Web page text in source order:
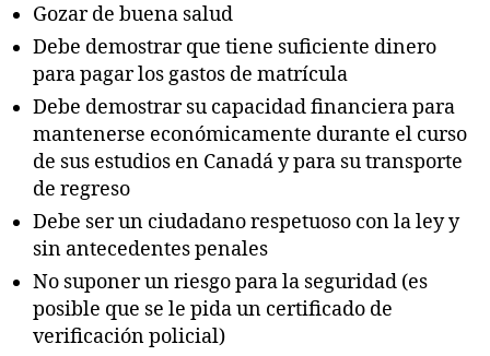
Gozar de buena salud
Debe demostrar que tiene suficiente dinero
para pagar los gastos de matrícula
Debe demostrar su capacidad financiera para
mantenerse económicamente durante el curso
de sus estudios en Canadá y para su transporte
de regreso
Debe ser un ciudadano respetuoso con la ley y
sin antecedentes penales
No suponer un riesgo para la seguridad (es
posible que se le pida un certificado de
verificación policial)